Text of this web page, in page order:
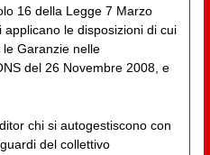
16 della Legge 7 Marzo
le disposizioni di cui
Garanzie nelle
del 26 Novembre 2008, e
chi si autogestiscono con
del collettivo